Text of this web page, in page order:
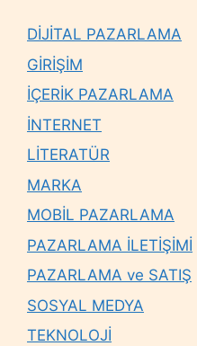
DİJİTAL PAZARLAMA
GİRİŞİM
İÇERİK PAZARLAMA
İNTERNET
LİTERATÜR
MARKA
MOBİL PAZARLAMA
PAZARLAMA İLETİŞİMİ
PAZARLAMA ve SATIŞ
SOSYAL MEDYA
TEKNOLOJİ